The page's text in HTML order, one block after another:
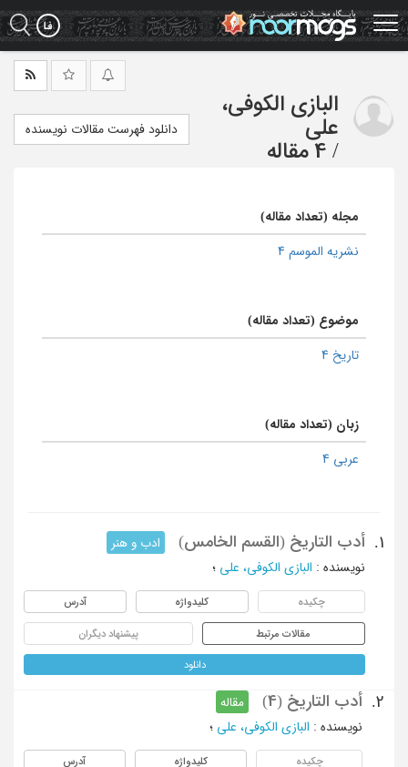
Skip
to
main
البازی الکوفی،
علی
/ 4 مقاله
دانلود فهرست مقالات نویسنده
مجله (تعداد مقاله)
نشریه الموسم 4
موضوع (تعداد مقاله)
تاریخ 4
زبان (تعداد مقاله)
عربی 4
1. أدب التاریخ (القسم الخامس)
ادب و هنر
نویسنده : البازی الکوفی، علی ؛
چکیده کلیدواژه آدرس
مقالات مرتبط پیشنهاد دیگران
دانلود
2. أدب التاریخ (4)
مقاله
نویسنده : البازی الکوفی، علی ؛
چکیده کلیدواژه آدرس